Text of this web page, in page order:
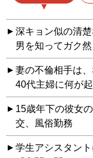
深キョン似の清
男を知ってガク然
妻の不倫相手は
40代主婦に何が
15歳年下の彼女
交、風俗勤務
学生アシスタン